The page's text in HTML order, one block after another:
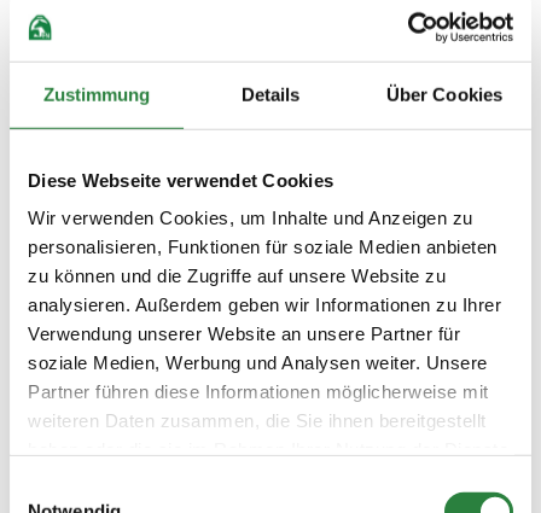
Zustimmung Details Über Cookies
Diese Webseite verwendet Cookies
Wir verwenden Cookies, um Inhalte und Anzeigen zu
personalisieren, Funktionen für soziale Medien anbieten
zu können und die Zugriffe auf unsere Website zu
analysieren. Außerdem geben wir Informationen zu Ihrer
Verwendung unserer Website an unsere Partner für
soziale Medien, Werbung und Analysen weiter. Unsere
Partner führen diese Informationen möglicherweise mit
weiteren Daten zusammen, die Sie ihnen bereitgestellt
zuständigen Aufsichtsbehörde
Im Falle von Verstößen gegen die DSGVO steht
den Betroffenen ein Beschwerderecht bei
ihres Arbeitsplatzes oder des Orts des
Beschwerderecht besteht unbeschadet
anderweitiger verwaltungsrechtlicher oder
gerichtlicher Rechtsbehelfe.
Recht auf
Datenübertragbarkeit
Sie haben das Recht, Daten, die wir auf
Grundlage Ihrer Einwilligung oder in Erfüllung
eines Vertrags automatisiert verarbeiten, an